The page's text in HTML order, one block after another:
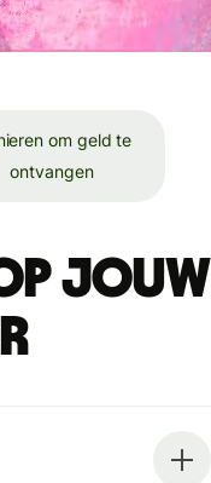
om geld te
ontvangen
jouw